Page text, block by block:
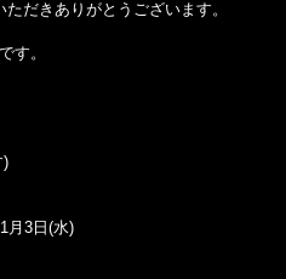
だきありがとうございます。
す。
)
月3日(水)